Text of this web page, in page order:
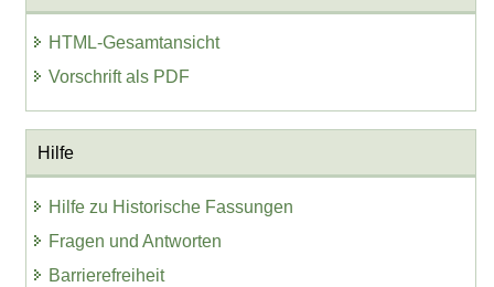
HTML-Gesamtansicht
Vorschrift als PDF
Hilfe
Hilfe zu Historische Fassungen
Fragen und Antworten
Barrierefreiheit